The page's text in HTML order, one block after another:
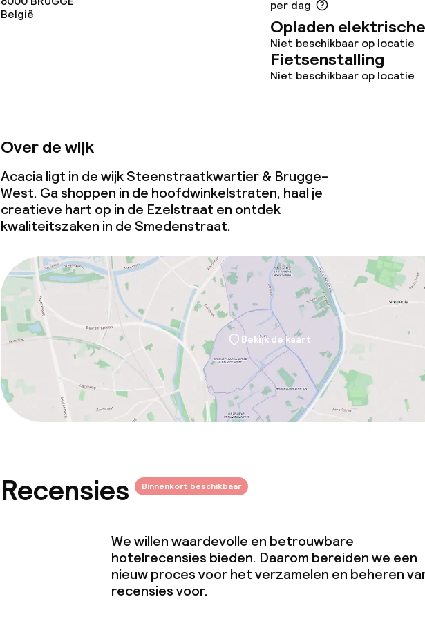
België
per dag
Opladen
Niet beschikbaar op locatie
Fietsenstalling
Niet beschikbaar op locatie
Over de wijk
Acacia ligt in de wijk Steenstraatkwartier & Brugge-
West. Ga shoppen in de hoofdwinkelstraten, haal je
creatieve hart op in de Ezelstraat en ontdek
kwaliteitszaken in de Smedenstraat.
Bekijk de kaart
Recensies Binnenkort beschikbaar
We willen waardevolle en betrouwbare
hotelrecensies bieden. Daarom bereiden we een
nieuw proces voor het verzamelen en beheren
recensies voor.